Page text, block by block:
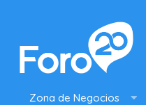
Zona de Negocios